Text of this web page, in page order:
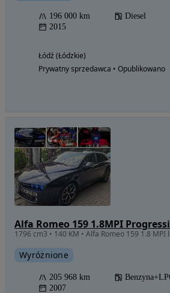
196 000 km Diesel
2015
Łódź (Łódzkie)
Prywatny sprzedawca • Opublikowano
Alfa Romeo 159 1.8MPI
Wyróżnione
205 968 km
2007